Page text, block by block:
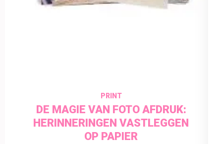
PRINT
DE MAGIE VAN FOTO AFDRUK:
HERINNERINGEN VASTLEGGEN
OP PAPIER